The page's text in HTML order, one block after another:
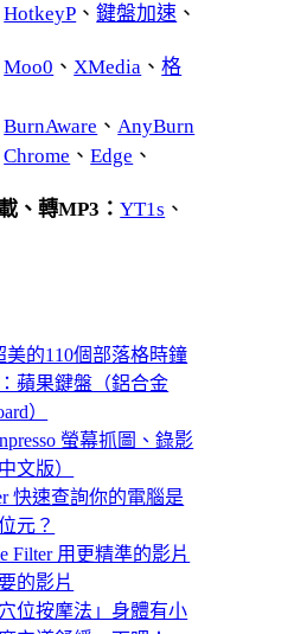
HotkeyP 、鍵盤加速 、
Moo0 、 XMedia 、格
BurnAware 、 AnyBurn
Chrome 、Edge 、
、轉MP3：YT1s 、
美的110個部落格時鐘
蘋果鍵盤（鋁合金
）
螢幕抓圖、錄影
文版）
快速查詢你的電腦是
元？
Filter 用更精準的影片
的影片
位按摩法」身體有小